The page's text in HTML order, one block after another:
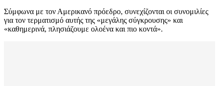
Σύμφωνα με τον Αμερικανό πρόεδρο, συνεχίζονται οι συνομιλίες
για τον τερματισμό αυτής της «μεγάλης σύγκρουσης» και
«καθημερινά, πλησιάζουμε ολοένα και πιο κοντά».